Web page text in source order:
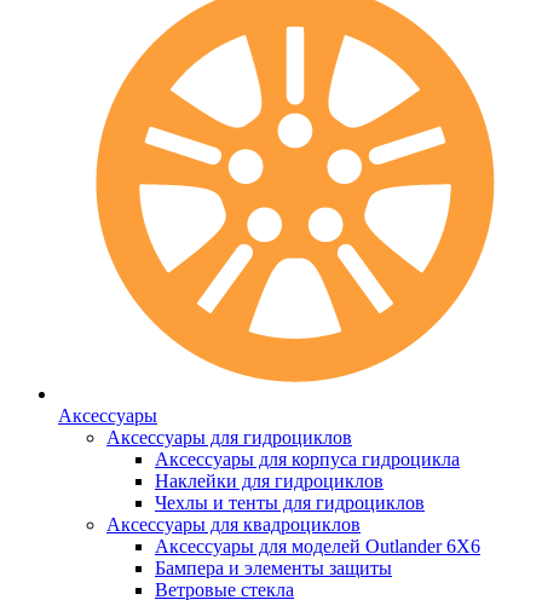
Аксессуары
Аксессуары для гидроциклов
Аксессуары для корпуса гидроцикла
Наклейки для гидроциклов
Чехлы и тенты для гидроциклов
Аксессуары для квадроциклов
Аксессуары для моделей Outlander 6X6
Бампера и элементы защиты
Ветровые стекла